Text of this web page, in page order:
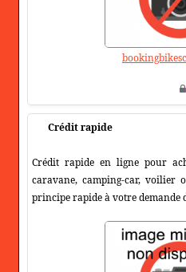
Crédit rapide
Crédit rapide en ligne pour
caravane, camping-car, voilier
principe rapide à votre demande